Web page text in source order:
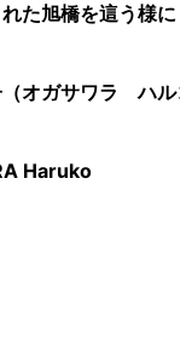
た旭橋を這う様に
オガサワラ ハル
Haruko